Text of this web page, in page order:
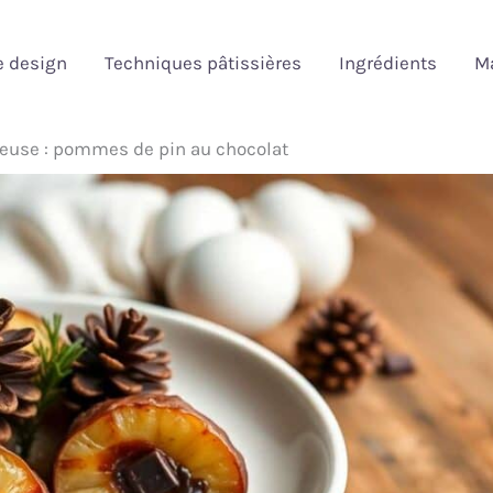
design Techniques pâtissières Ingrédients
: pommes de pin au chocolat